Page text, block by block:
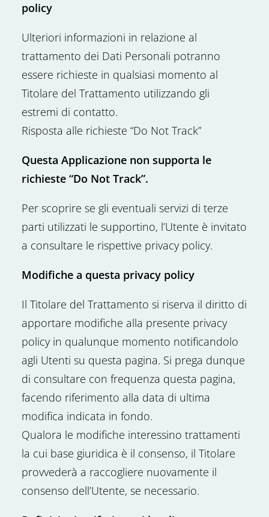
policy
Ulteriori informazioni in relazione al
trattamento dei Dati Personali potranno
essere richieste in qualsiasi momento al
Titolare del Trattamento utilizzando gli
estremi di contatto.
Risposta alle richieste “Do Not Track”
Questa Applicazione non supporta le
richieste “Do Not Track”.
Per scoprire se gli eventuali servizi di terze
parti utilizzati le supportino, l’Utente è invitato
a consultare le rispettive privacy policy.
Modifiche a questa privacy policy
Il Titolare del Trattamento si riserva il diritto di
apportare modifiche alla presente privacy
policy in qualunque momento notificandolo
agli Utenti su questa pagina. Si prega dunque
di consultare con frequenza questa pagina,
facendo riferimento alla data di ultima
modifica indicata in fondo.
Qualora le modifiche interessino trattamenti
la cui base giuridica è il consenso, il Titolare
provvederà a raccogliere nuovamente il
consenso dell’Utente, se necessario.